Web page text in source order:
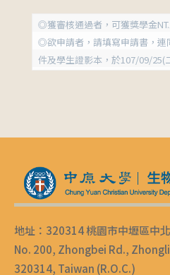
◎獲審核通過者，可獲獎學金
◎欲申請者，請填寫申請書，連
件及學生證影本，於107/09/25(
地址：320314 桃園市中壢區中
No. 200, Zhongbei Rd.,
320314, Taiwan (R.O.C.)